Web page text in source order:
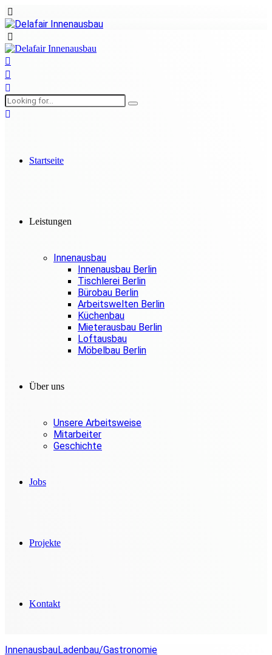
Startseite
Leistungen
Innenausbau
Innenausbau Berlin
Tischlerei Berlin
Bürobau Berlin
Arbeitswelten Berlin
Küchenbau
Mieterausbau Berlin
Loftausbau
Möbelbau Berlin
Über uns
Unsere Arbeitsweise
Mitarbeiter
Geschichte
Jobs
Projekte
Kontakt
InnenausbauLadenbau/Gastronomie